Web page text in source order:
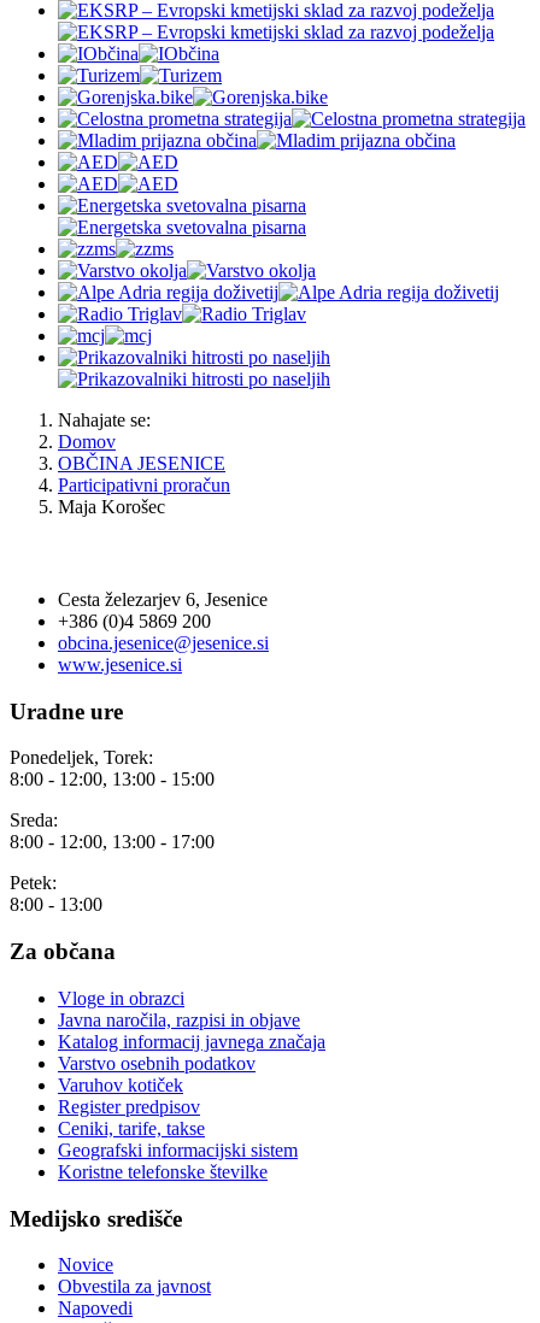
Nahajate se:
Domov
OBČINA JESENICE
Participativni proračun
Maja Korošec
Cesta železarjev 6, Jesenice
+386 (0)4 5869 200
obcina.jesenice@jesenice.si
www.jesenice.si
Uradne ure
Ponedeljek, Torek:
8:00 - 12:00, 13:00 - 15:00
Sreda:
8:00 - 12:00, 13:00 - 17:00
Petek:
8:00 - 13:00
Za občana
Vloge in obrazci
Javna naročila, razpisi in objave
Katalog informacij javnega značaja
Varstvo osebnih podatkov
Varuhov kotiček
Register predpisov
Ceniki, tarife, takse
Geografski informacijski sistem
Koristne telefonske številke
Medijsko središče
Novice
Obvestila za javnost
Napovedi